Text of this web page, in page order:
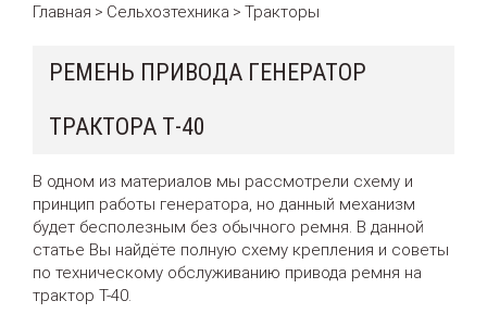
Главная > Сельхозтехника > Тракторы
РЕМЕНЬ ПРИВОДА ГЕНЕРАТОР
ТРАКТОРА Т-40
В одном из материалов мы рассмотрели схему и
принцип работы генератора, но данный механизм
будет бесполезным без обычного ремня. В данной
статье Вы найдёте полную схему крепления и советы
по техническому обслуживанию привода ремня на
трактор Т-40.